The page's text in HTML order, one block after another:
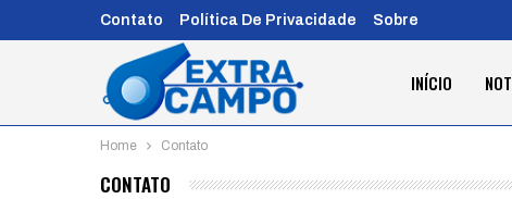
Contato Política De Privacidade Sobre
INÍCIO
Home Contato
CONTATO